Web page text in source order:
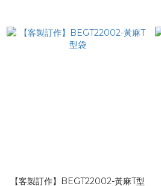
【客製訂作】BEGT22002-黃麻T型